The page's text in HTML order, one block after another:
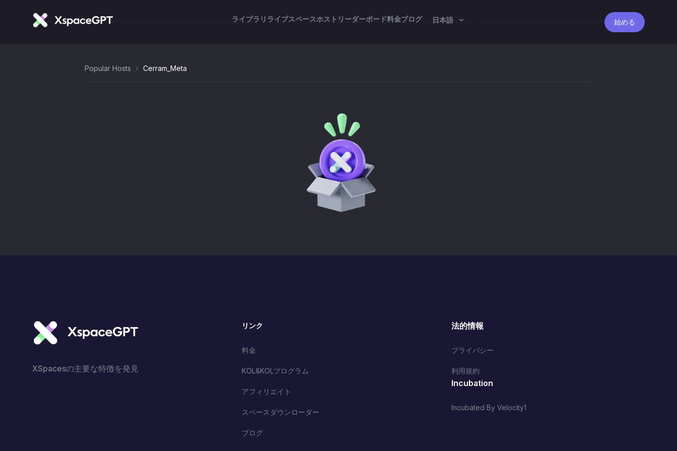
ライブラリ ライブスペースホスト リーダーボード料金ブログ 日本語 始める
Popular Hosts Cerram_Meta
XSpacesの主要な特徴を発見
リンク
料金
KOL&KOLプログラム
アフィリエイト
スペースダウンローダー
ブログ
法的情報
プライバシー
利用規約
Incubation
Incubated By Velocity1